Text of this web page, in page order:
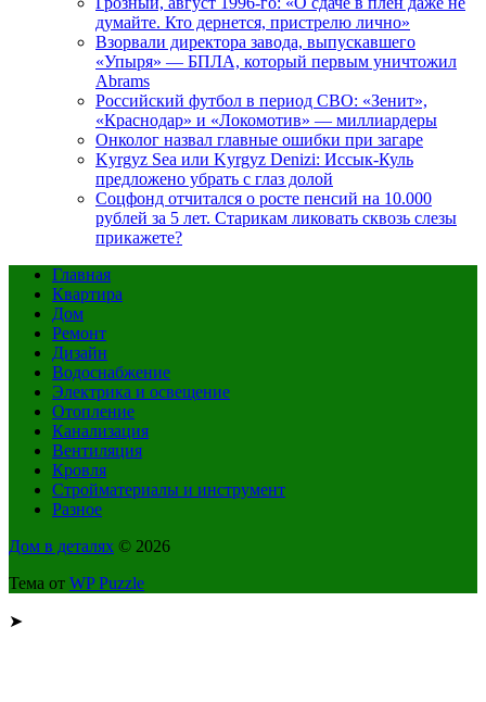
думайте. Кто дернется, пристрелю лично»
Взорвали директора завода, выпускавшего
«Упыря» — БПЛА, который первым уничтожил
Abrams
Российский футбол в период СВО: «Зенит»,
«Краснодар» и «Локомотив» — миллиардеры
Онколог назвал главные ошибки при загаре
Kyrgyz Sea или Kyrgyz Denizi: Иссык-Куль
предложено убрать с глаз долой
Соцфонд отчитался о росте пенсий на 10.000
рублей за 5 лет. Старикам ликовать сквозь слезы
прикажете?
Главная
Квартира
Дом
Ремонт
Дизайн
Водоснабжение
Электрика и освещение
Отопление
Канализация
Вентиляция
Кровля
Стройматериалы и инструмент
Разное
Дом в деталях © 2026
Тема от WP Puzzle
➤